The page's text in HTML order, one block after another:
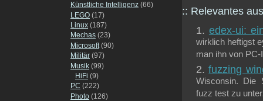
Künstliche Intelligenz (66)
LEGO (17)
Linux (187)
Mechas (23)
Microsoft(90)
Militär (97)
Musik (99)
HiFi (9)
PC (222)
Photo (126)
:: Relevantes
edex-ui:
wirklich heftigst
man ihn von PC-
fuzzing
Wisconsin. Die
fuzz test zu